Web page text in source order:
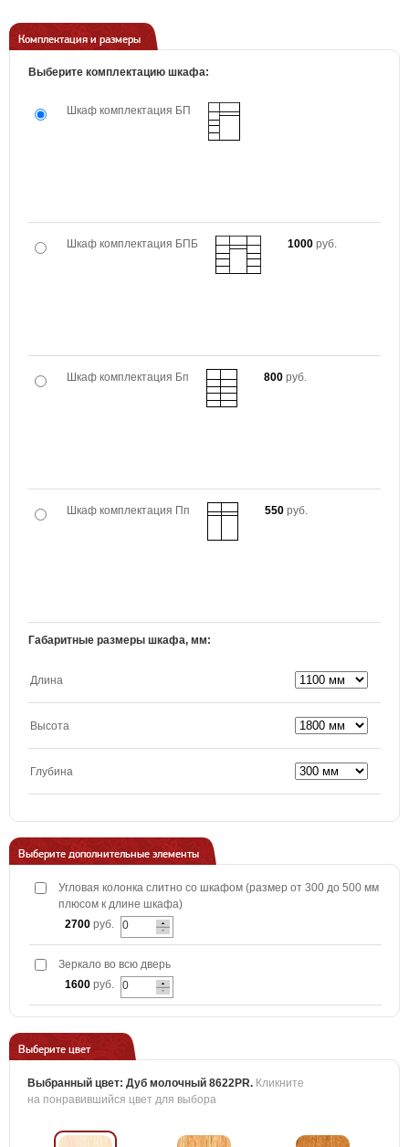
Комплектация и размеры
Выберите комплектацию шкафа:
Шкаф комплектация БП
Шкаф комплектация БПБ 1000 руб.
Шкаф комплектация Бп 800 руб.
Шкаф комплектация Пп 550 руб.
Габаритные размеры шкафа, мм:
Длина
Высота
Глубина
Выберите дополнительные элементы
Угловая колонка слитно со шкафом (размер от 300 до 500 мм
плюсом к длине шкафа)
2700 руб.
Зеркало во всю дверь
1600 руб.
Выберите цвет
Выбранный цвет: Дуб молочный 8622PR. Кликните
на понравившийся цвет для выбора